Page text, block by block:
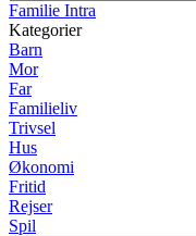
Familie Intra
Kategorier
Barn
Mor
Far
Familieliv
Trivsel
Hus
Økonomi
Fritid
Rejser
Spil